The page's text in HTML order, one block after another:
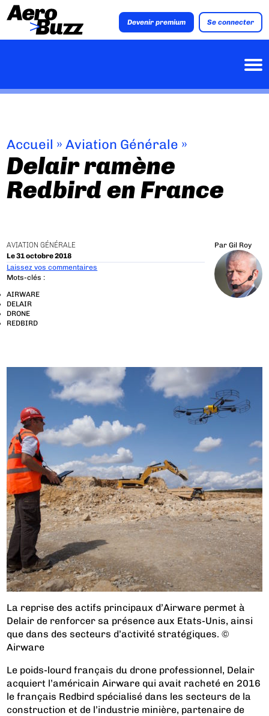
Devenir premium Se connecter
Accueil »Aviation Générale »
Delair ramène
Redbird en France
AVIATION GÉNÉRALE
Le 31 octobre 2018
Par Gil Roy
Laissez vos commentaires
Mots-clés :
AIRWARE
DELAIR
DRONE
REDBIRD
La reprise des actifs principaux d’Airware permet à
Delair de renforcer sa présence aux Etats-Unis, ainsi
que dans des secteurs d’activité stratégiques. ©
Airware
Le poids-lourd français du drone professionnel, Delair
acquiert l’américain Airware qui avait racheté en 2016
le français Redbird spécialisé dans les secteurs de la
construction et de l’industrie minière, partenaire de